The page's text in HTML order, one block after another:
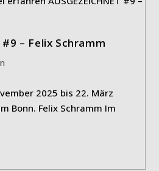
#9 – Felix Schramm
2025 bis 22. März
Bonn. Felix Schramm Im